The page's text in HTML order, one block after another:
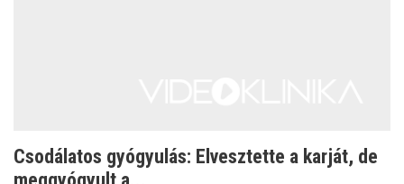
Csodálatos gyógyulás: Elvesztette a karját, de